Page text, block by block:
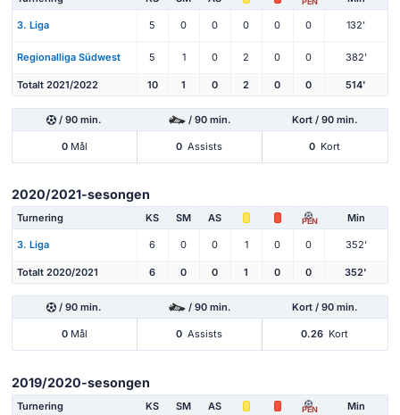
3. Liga 5 0 0 0 0 0 132'
Regionalliga Südwest 5 1 0 2 0 0 382'
Totalt 2021/2022 10 1 0 2 0 0 514'
/ 90 min. / 90 min. Kort / 90 min.
0Mål 0 Assists 0 Kort
2020/2021-sesongen
Turnering KS SM AS PEN Min
3. Liga 6 0 0 1 0 0 352'
Totalt 2020/2021 6 0 0 1 0 0 352'
/ 90 min. / 90 min. Kort / 90 min.
0Mål 0 Assists 0.26 Kort
2019/2020-sesongen
Turnering KS SM AS PEN Min